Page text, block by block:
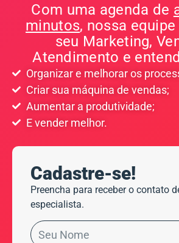
Com uma agenda de
minutos, nossa
seu Marketing,
Atendimento e
Organizar e melhorar os
Criar sua máquina de vendas;
Aumentar a produtividade;
E vender melhor.
Cadastre-se!
Preencha para receber o contato
especialista.